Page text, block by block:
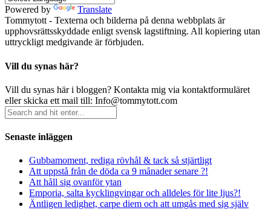
Powered by
Translate
Tommytott - Texterna och bilderna på denna webbplats är
upphovsrättsskyddade enligt svensk lagstiftning. All kopiering utan
uttryckligt medgivande är förbjuden.
Vill du synas här?
Vill du synas här i bloggen? Kontakta mig via kontaktformuläret
eller skicka ett mail till: Info@tommytott.com
Senaste inläggen
Gubbamoment, rediga rövhål & tack så stjärtligt
Att uppstå från de döda ca 9 månader senare ?!
Att håll sig ovanför ytan
Emporia, salta kycklingvingar och alldeles för lite ljus?!
Äntligen ledighet, carpe diem och att umgås med sig själv